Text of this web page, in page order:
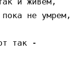
не умрем,
так -